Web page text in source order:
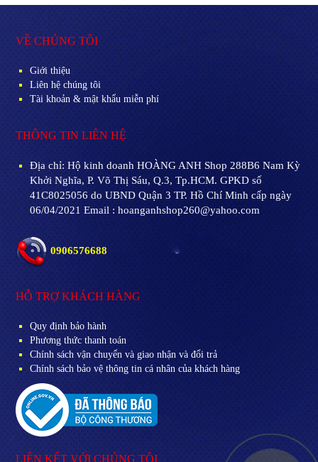
VỀ CHÚNG TÔI
Giới thiệu
Liên hệ chúng tôi
Tài khoản & mật khẩu miễn phí
THÔNG TIN LIÊN HỆ
Địa chỉ: Hộ kinh doanh HOÀNG ANH Shop 288B6 Nam Kỳ
Khởi Nghĩa, P. Võ Thị Sáu, Q.3, Tp.HCM. GPKD số
41C8025056 do UBND Quận 3 TP. Hồ Chí Minh cấp ngày
06/04/2021 Email : hoanganhshop260@yahoo.com
0906576688
HỖ TRỢ KHÁCH HÀNG
Quy định bảo hành
Phương thức thanh toán
Chính sách vận chuyển và giao nhận và đổi trả
Chính sách bảo vệ thông tin cá nhân của khách hàng
LIÊN KẾT VỚI CHÚNG TÔI